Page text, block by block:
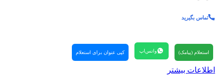
تماس بگیرید
استعلام (پیامک) واتس‌اپ کپی عنوان برای استعلام
اطلاعات بیشتر